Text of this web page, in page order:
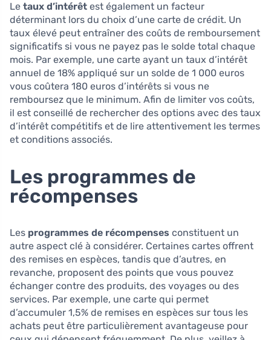
Le taux d’intérêt est également un facteur
déterminant lors du choix d’une carte de crédit. Un
taux élevé peut entraîner des coûts de remboursement
significatifs si vous ne payez pas le solde total chaque
mois. Par exemple, une carte ayant un taux d’intérêt
annuel de 18% appliqué sur un solde de 1 000 euros
vous coûtera 180 euros d’intérêts si vous ne
remboursez que le minimum. Afin de limiter vos coûts,
il est conseillé de rechercher des options avec des taux
d’intérêt compétitifs et de lire attentivement les termes
et conditions associés.
Les programmes de
récompenses
Les programmes de récompenses constituent un
autre aspect clé à considérer. Certaines cartes offrent
des remises en espèces, tandis que d’autres, en
revanche, proposent des points que vous pouvez
échanger contre des produits, des voyages ou des
services. Par exemple, une carte qui permet
d’accumuler 1,5% de remises en espèces sur tous les
achats peut être particulièrement avantageuse pour